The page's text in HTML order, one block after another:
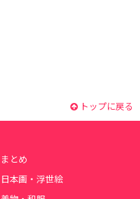
トップに戻る
まとめ
日本画・浮世絵